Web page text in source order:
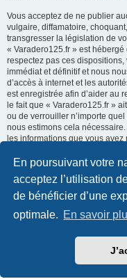
En poursuivant votre
acceptez l’utilisation
de bénéficier d’une
optimale. En savoir
Vous acceptez de ne publier
vulgaire, diffamatoire,
transgresser la législation de
« Varadero125.fr » est
respectez pas ces
immédiat et définitif et nous
d’accès à internet et les
est enregistrée afin d’aider au
le fait que « Varadero125.fr »
ou de verrouiller n’importe
nous estimons cela
les informations que vous
base de données. Bien que
tierce partie sans votre
pourront être tenus comme
informatique visant à
Développé par